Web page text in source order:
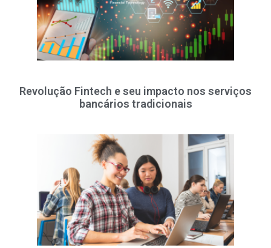
Revolução Fintech e seu impacto nos serviços
bancários tradicionais